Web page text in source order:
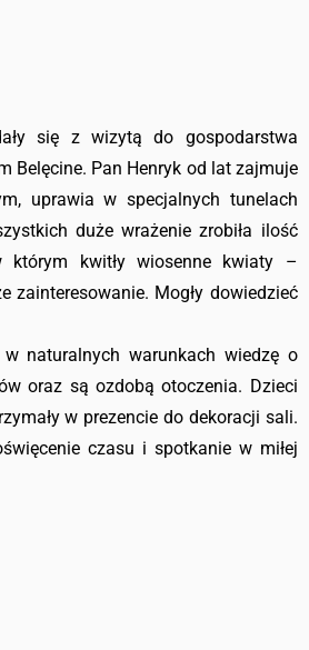
się z wizytą do gospodarstwa
Belęcine. Pan Henryk od lat zajmuje
uprawia w specjalnych tunelach
duże wrażenie zrobiła ilość
którym kwitły wiosenne kwiaty –
zainteresowanie. Mogły dowiedzieć
naturalnych warunkach wiedzę o
oraz są ozdobą otoczenia. Dzieci
w prezencie do dekoracji sali.
czasu i spotkanie w miłej